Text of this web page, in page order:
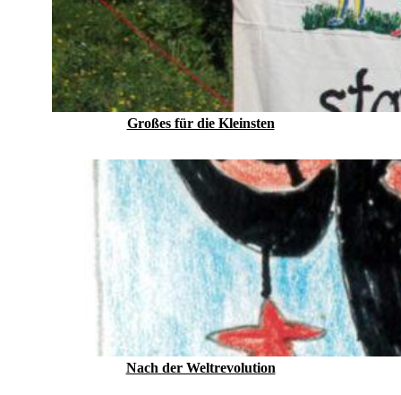
Großes für die Kleinsten
Nach der Weltrevolution